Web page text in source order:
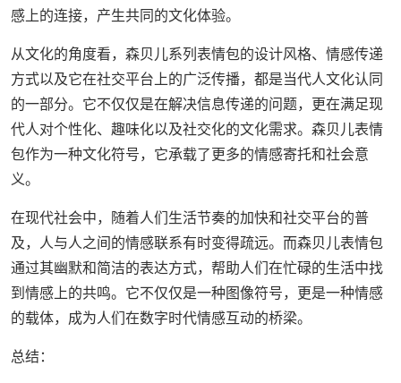
感上的连接，产生共同的文化体验。
从文化的角度看，森贝儿系列表情包的设计风格、情感传递
方式以及它在社交平台上的广泛传播，都是当代人文化认同
的一部分。它不仅仅是在解决信息传递的问题，更在满足现
代人对个性化、趣味化以及社交化的文化需求。森贝儿表情
包作为一种文化符号，它承载了更多的情感寄托和社会意
义。
在现代社会中，随着人们生活节奏的加快和社交平台的普
及，人与人之间的情感联系有时变得疏远。而森贝儿表情包
通过其幽默和简洁的表达方式，帮助人们在忙碌的生活中找
到情感上的共鸣。它不仅仅是一种图像符号，更是一种情感
的载体，成为人们在数字时代情感互动的桥梁。
总结：